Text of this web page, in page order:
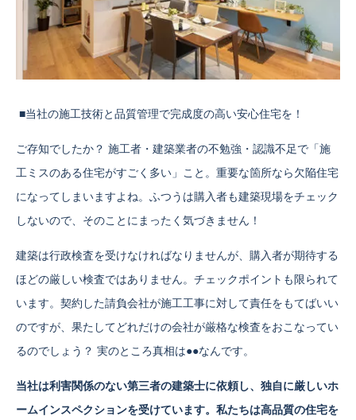
■当社の施工技術と品質管理で完成度の高い安心住宅を！
ご存知でしたか？ 施工者・建築業者の不勉強・認識不足で「施
工ミスのある住宅がすごく多い」こと。重要な箇所なら欠陥住宅
になってしまいますよね。ふつうは購入者も建築現場をチェック
しないので、そのことにまったく気づきません！
建築は行政検査を受けなければなりませんが、購入者が期待する
ほどの厳しい検査ではありません。チェックポイントも限られて
います。契約した請負会社が施工工事に対して責任をもてばいい
のですが、果たしてどれだけの会社が厳格な検査をおこなってい
るのでしょう？ 実のところ真相は●●なんです。
当社は利害関係のない第三者の建築士に依頼し、独自に厳しいホ
ームインスペクションを受けています。私たちは高品質の住宅を